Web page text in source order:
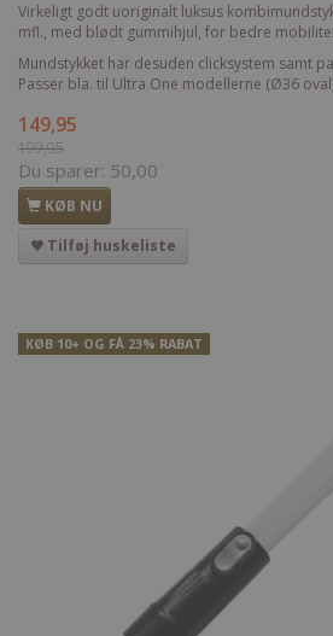
Virkeligt godt uoriginalt luksus
mfl., med blødt gummihjul, for bedre
Mundstykket har desuden clicksystem samt
Passer bla. til Ultra One modellerne (Ø36
149,95
199,95
Du sparer: 50,00
KØB NU
Tilføj huskeliste
KØB 10+ OG FÅ 23% RABAT